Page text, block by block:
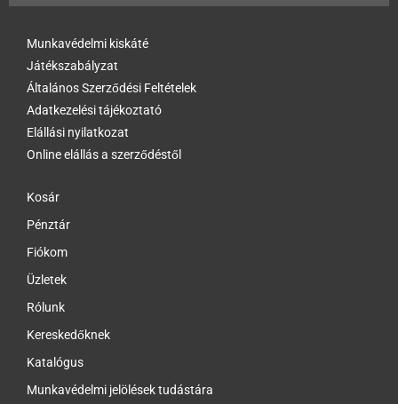
Munkavédelmi kiskáté
Játékszabályzat
Általános Szerződési Feltételek
Adatkezelési tájékoztató
Elállási nyilatkozat
Online elállás a szerződéstől
Kosár
Pénztár
Fiókom
Üzletek
Rólunk
Kereskedőknek
Katalógus
Munkavédelmi jelölések tudástára